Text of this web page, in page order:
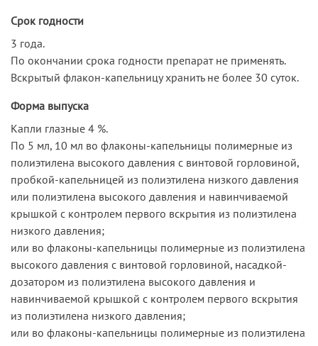
Срок годности
3 года.
По окончании срока годности препарат не применять.
Вскрытый флакон-капельницу хранить не более 30 суток.
Форма выпуска
Капли глазные 4 %.
По 5 мл, 10 мл во флаконы-капельницы полимерные из
полиэтилена высокого давления с винтовой горловиной,
пробкой-капельницей из полиэтилена низкого давления
или полиэтилена высокого давления и навинчиваемой
крышкой с контролем первого вскрытия из полиэтилена
низкого давления;
или во флаконы-капельницы полимерные из полиэтилена
высокого давления с винтовой горловиной, насадкой-
дозатором из полиэтилена высокого давления и
навинчиваемой крышкой с контролем первого вскрытия
из полиэтилена низкого давления;
или во флаконы-капельницы полимерные из полиэтилена